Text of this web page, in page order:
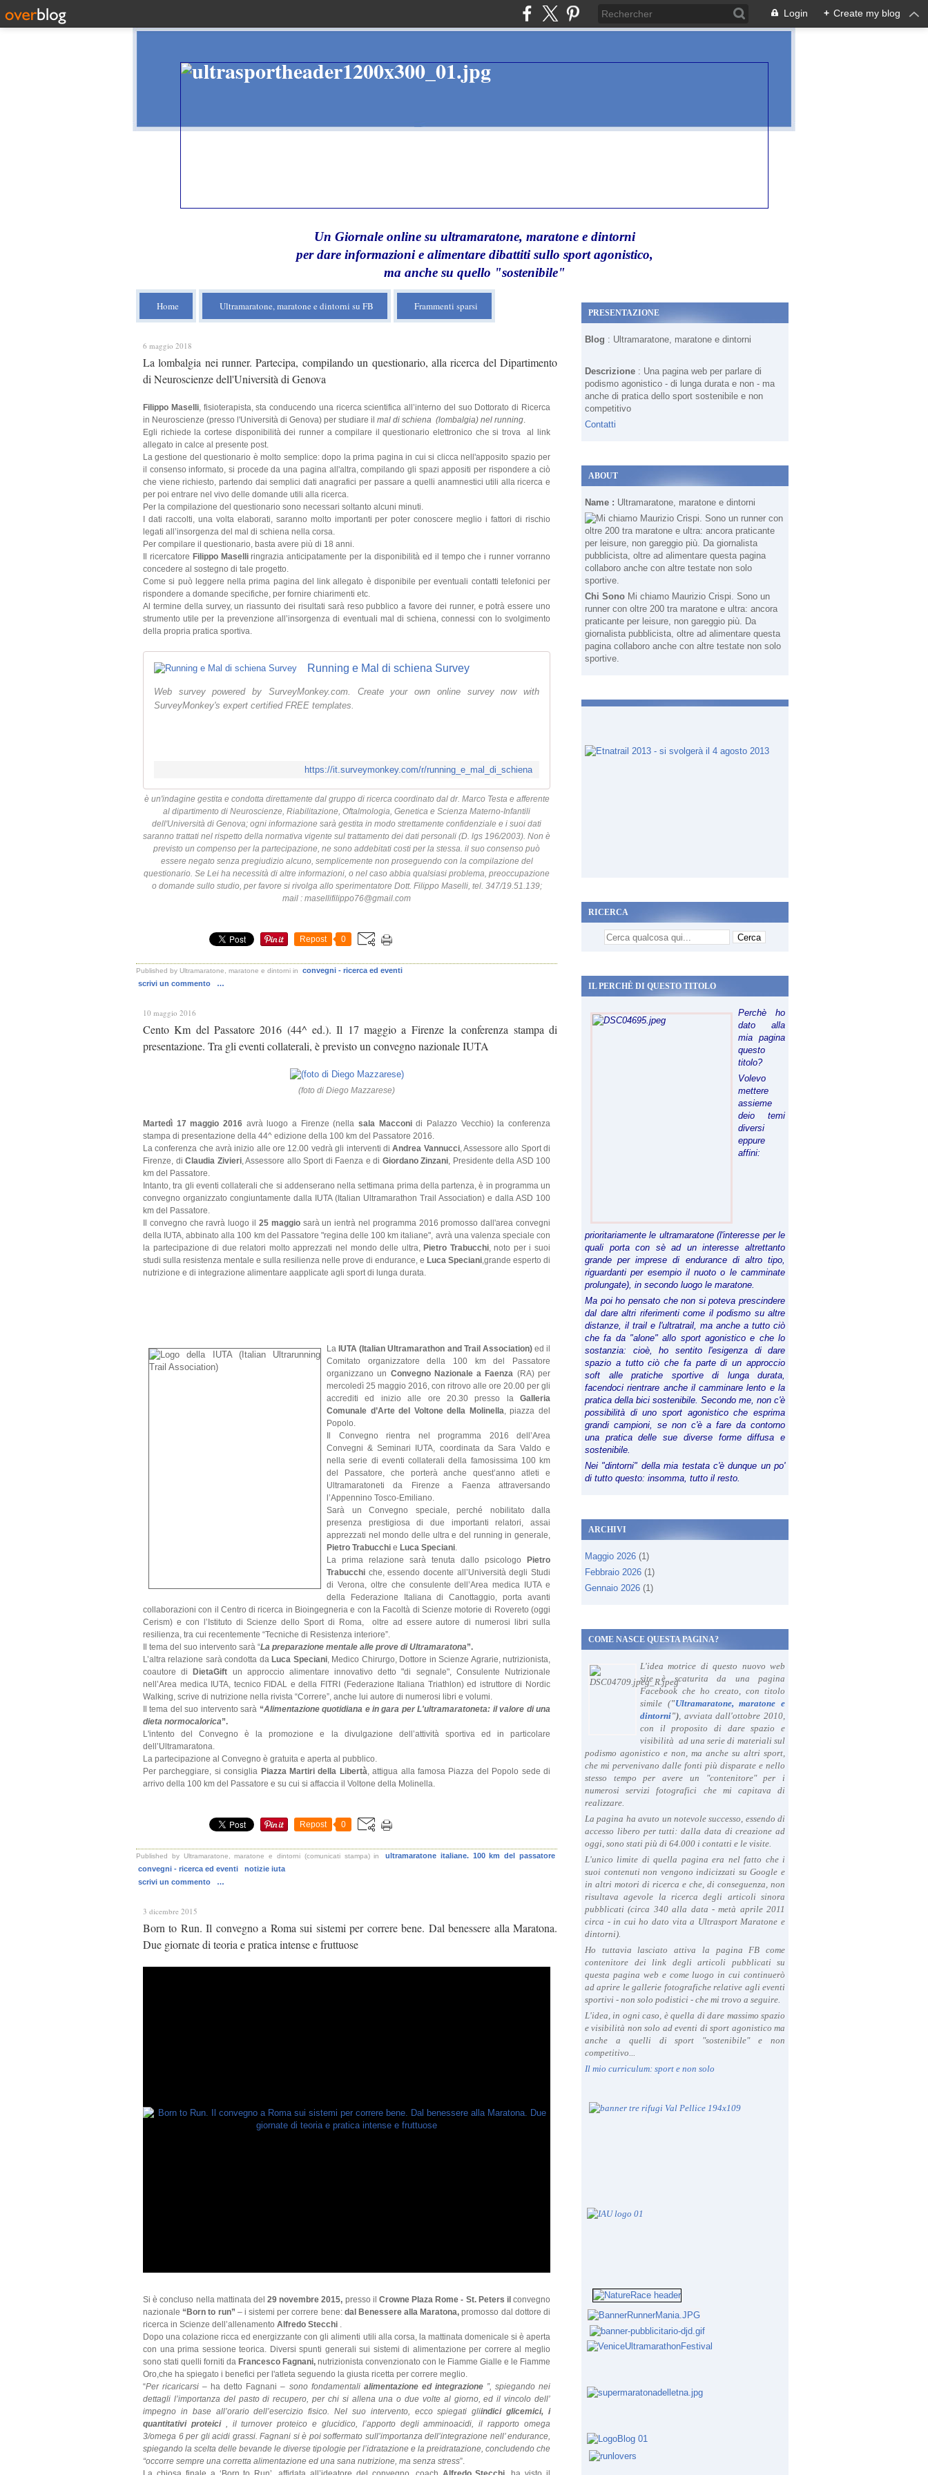
Login + Create my blog
Un Giornale online su ultramaratone, maratone e dintorni
per dare informazioni e alimentare dibattiti sullo sport agonistico,
ma anche su quello "sostenibile"
Home Ultramaratone, maratone e dintorni su FB Frammenti sparsi
6 maggio 2018
La lombalgia nei runner. Partecipa, compilando un questionario, alla ricerca del Dipartimento
di Neuroscienze dell'Università di Genova
Filippo Maselli, fisioterapista, sta conducendo una ricerca scientifica all’interno del suo Dottorato di Ricerca
in Neuroscienze (presso l'Università di Genova) per studiare il mal di schiena (lombalgia) nel running.
Egli richiede la cortese disponibilità dei runner a compilare il questionario elettronico che si trova al link
allegato in calce al presente post.
La gestione del questionario è molto semplice: dopo la prima pagina in cui si clicca nell'apposito spazio per
il consenso informato, si procede da una pagina all'altra, compilando gli spazi appositi per rispondere a ciò
che viene richiesto, partendo dai semplici dati anagrafici per passare a quelli anamnestici utili alla ricerca e
per poi entrare nel vivo delle domande utili alla ricerca.
Per la compilazione del questionario sono necessari soltanto alcuni minuti.
I dati raccolti, una volta elaborati, saranno molto importanti per poter conoscere meglio i fattori di rischio
legati all’insorgenza del mal di schiena nella corsa.
Per compilare il questionario, basta avere più di 18 anni.
Il ricercatore Filippo Maselliringrazia anticipatamente per la disponibilità ed il tempo che i runner vorranno
concedere al sostegno di tale progetto.
Come si può leggere nella prima pagina del link allegato è disponibile per eventuali contatti telefonici per
rispondere a domande specifiche, per fornire chiarimenti etc.
Al termine della survey, un riassunto dei risultati sarà reso pubblico a favore dei runner, e potrà essere uno
strumento utile per la prevenzione all’insorgenza di eventuali mal di schiena, connessi con lo svolgimento
della propria pratica sportiva.
Running e Mal di schiena Survey
Web survey powered by SurveyMonkey.com. Create your own online survey now with
SurveyMonkey's expert certified FREE templates.
https://it.surveymonkey.com/r/running_e_mal_di_schiena
è un'indagine gestita e condotta direttamente dal gruppo di ricerca coordinato dal dr. Marco Testa e afferente
al dipartimento di Neuroscienze, Riabilitazione, Oftalmologia, Genetica e Scienza Materno-Infantili
dell'Università di Genova; ogni informazione sarà gestita in modo strettamente confidenziale e i suoi dati
saranno trattati nel rispetto della normativa vigente sul trattamento dei dati personali (D. lgs 196/2003). Non è
previsto un compenso per la partecipazione, ne sono addebitati costi per la stessa. il suo consenso può
essere negato senza pregiudizio alcuno, semplicemente non proseguendo con la compilazione del
questionario. Se Lei ha necessità di altre informazioni, o nel caso abbia qualsiasi problema, preoccupazione
o domande sullo studio, per favore si rivolga allo sperimentatore Dott. Filippo Maselli, tel. 347/19.51.139;
mail : masellifilippo76@gmail.com
Repost 0
Published by Ultramaratone, maratone e dintorni in
convegni - ricerca ed eventi
scrivi un commento
…
10 maggio 2016
Cento Km del Passatore 2016 (44^ ed.). Il 17 maggio a Firenze la conferenza stampa di
presentazione. Tra gli eventi collaterali, è previsto un convegno nazionale IUTA
(foto di Diego Mazzarese)
Martedì 17 maggio 2016 avrà luogo a Firenze (nella sala Macconidi Palazzo Vecchio) la conferenza
stampa di presentazione della 44^ edizione della 100 km del Passatore 2016.
La conferenza che avrà inizio alle ore 12.00 vedrà gli interventi diAndrea Vannucci, Assessore allo Sport di
Firenze, di Claudia Zivieri, Assessore allo Sport di Faenza e di Giordano Zinzani, Presidente della ASD 100
km del Passatore.
Intanto, tra gli eventi collaterali che si addenserano nella settimana prima della partenza, è in programma un
convegno organizzato congiuntamente dalla IUTA (Italian Ultramarathon Trail Association) e dalla ASD 100
km del Passatore.
Il convegno che ravrà luogo il 25 maggiosarà un ientrà nel programma 2016 promosso dall'area convegni
della IUTA, abbinato alla 100 km del Passatore "regina delle 100 km italiane", avrà una valenza speciale con
la partecipazione di due relatori molto apprezzati nel mondo delle ultra, Pietro Trabucchi, noto per i suoi
studi sulla resistenza mentale e sulla resilienza nelle prove di endurance, e Luca Speciani,grande esperto di
nutrizione e di integrazione alimentare aapplicate agli sport di lunga durata.
La IUTA (Italian Ultramarathon and Trail Association)ed il
Comitato organizzatore della 100 km del Passatore
organizzano un Convegno Nazionale a Faenza (RA) per
mercoledì 25 maggio 2016, con ritrovo alle ore 20.00 per gli
accrediti ed inizio alle ore 20.30 presso la Galleria
Comunale d’Arte del Voltone della Molinella, piazza del
Popolo.
Il Convegno rientra nel programma 2016 dell’Area
Convegni & Seminari IUTA, coordinata da Sara Valdo e
nella serie di eventi collaterali della famosissima 100 km
del Passatore, che porterà anche quest’anno atleti e
Ultramaratoneti da Firenze a Faenza attraversando
l’Appennino Tosco-Emiliano.
Sarà un Convegno speciale, perché nobilitato dalla
presenza prestigiosa di due importanti relatori, assai
apprezzati nel mondo delle ultra e del running in generale,
Pietro Trabucchi e Luca Speciani.
La prima relazione sarà tenuta dallo psicologo
Pietro
Trabucchi che, essendo docente all’Università degli Studi
di Verona, oltre che consulente dell’Area medica IUTA e
della Federazione Italiana di Canottaggio, porta avanti
collaborazioni con il Centro di ricerca in Bioingegneria e con la Facoltà di Scienze motorie di Rovereto (oggi
Cerism) e con l’Istituto di Scienze dello Sport di Roma, oltre ad essere autore di numerosi libri sulla
resilienza, tra cui recentemente “Tecniche di Resistenza interiore”.
Il tema del suo intervento sarà “La preparazione mentale alle prove di Ultramaratona”.
L’altra relazione sarà condotta da Luca Speciani, Medico Chirurgo, Dottore in Scienze Agrarie, nutrizionista,
coautore di
DietaGift un approccio alimentare innovativo detto "di segnale", Consulente Nutrizionale
nell’Area medica IUTA, tecnico FIDAL e della FITRI (Federazione Italiana Triathlon) ed istruttore di Nordic
Walking, scrive di nutrizione nella rivista “Correre”, anche lui autore di numerosi libri e volumi.
Il tema del suo intervento sarà “Alimentazione quotidiana e in gara per L'ultramaratoneta: il valore di una
dieta normocalorica”.
L'intento del Convegno è la promozione e la divulgazione dell’attività sportiva ed in particolare
dell’Ultramaratona.
La partecipazione al Convegno è gratuita e aperta al pubblico.
Per parcheggiare, si consiglia Piazza Martiri della Libertà, attigua alla famosa Piazza del Popolo sede di
arrivo della 100 km del Passatore e su cui si affaccia il Voltone della Molinella.
Repost 0
Published by Ultramaratone, maratone e dintorni (comunicati stampa) in
ultramaratone italiane. 100 km del passatore
convegni - ricerca ed eventi
notizie iuta
scrivi un commento
…
3 dicembre 2015
Born to Run. Il convegno a Roma sui sistemi per correre bene. Dal benessere alla Maratona.
Due giornate di teoria e pratica intense e fruttuose
Si è concluso nella mattinata del 29 novembre 2015, presso il Crowne Plaza Rome - St. Peters ilconvegno
nazionale “Born to run” – i sistemi per correre bene: dal Benessere alla Maratona, promosso dal dottore di
ricerca in Scienze dell’allenamento Alfredo Stecchi
Dopo una colazione ricca ed energizzante con gli alimenti utili alla corsa, la mattinata domenicale si è aperta
con una prima sessione teorica. Diversi spunti generali sui sistemi di alimentazione per correre al meglio
sono stati quelli forniti da Francesco Fagnani, nutrizionista convenzionato con le Fiamme Gialle e le Fiamme
Oro,che ha spiegato i benefici per l'atleta seguendo la giusta ricetta per correre meglio.
“Per ricaricarsi– ha detto Fagnani – sono fondamentali alimentazione ed integrazione ”, spiegando nei
dettagli l’importanza del pasto di recupero, per chi si allena una o due volte al giorno, ed il vincolo dell’
impegno in base all’orario dell’esercizio fisico. Nel suo intervento, ecco spiegati gliindici glicemici, i
quantitativi proteici
, il turnover proteico e glucidico, l’apporto degli amminoacidi, il rapporto omega
3/omega 6 per gli acidi grassi. Fagnani si è poi soffermato sull’importanza dell’integrazione nell’ endurance,
spiegando la scelta delle bevande le diverse tipologie per l’idratazione e la preidratazione, concludendo che
“occorre sempre una corretta alimentazione ed una sana nutrizione, ma senza stress”.
PRESENTAZIONE
Blog : Ultramaratone, maratone e dintorni
Descrizione : Una pagina web per parlare di
podismo agonistico - di lunga durata e non - ma
anche di pratica dello sport sostenibile e non
competitivo
Contatti
ABOUT
Name : Ultramaratone, maratone e dintorni
Chi Sono Mi chiamo Maurizio Crispi. Sono un
runner con oltre 200 tra maratone e ultra: ancora
praticante per leisure, non gareggio più. Da
giornalista pubblicista, oltre ad alimentare questa
pagina collaboro anche con altre testate non solo
sportive.
RICERCA
IL PERCHÈ DI QUESTO TITOLO
Perchè ho
dato alla
mia pagina
questo
titolo?
Volevo
mettere
assieme
deio temi
diversi
eppure
affini:
prioritariamente le ultramaratone (l'interesse per le
quali porta con sè ad un interesse altrettanto
grande per imprese di endurance di altro tipo,
riguardanti per esempio il nuoto o le camminate
prolungate), in secondo luogo le maratone.
Ma poi ho pensato che non si poteva prescindere
dal dare altri riferimenti come il podismo su altre
distanze, il trail e l'ultratrail, ma anche a tutto ciò
che fa da "alone" allo sport agonistico e che lo
sostanzia: cioè, ho sentito l'esigenza di dare
spazio a tutto ciò che fa parte di un approccio
soft alle pratiche sportive di lunga durata,
facendoci rientrare anche il camminare lento e la
pratica della bici sostenibile. Secondo me, non c'è
possibilità di uno sport agonistico che esprima
grandi campioni, se non c'è a fare da contorno
una pratica delle sue diverse forme diffusa e
sostenibile.
Nei "dintorni" della mia testata c'è dunque un po'
di tutto questo: insomma, tutto il resto.
ARCHIVI
Maggio 2026 (1)
Febbraio 2026 (1)
Gennaio 2026 (1)
COME NASCE QUESTA PAGINA?
L'idea motrice di questo nuovo web
site è scaturita da una pagina
Facebook che ho creato, con titolo
simile ("Ultramaratone, maratone e
dintorni"), avviata dall'ottobre 2010,
con il proposito di dare spazio e
visibilità ad una serie di materiali sul
podismo agonistico e non, ma anche su altri sport,
che mi pervenivano dalle fonti più disparate e nello
stesso tempo per avere un "contenitore" per i
numerosi servizi fotografici che mi capitava di
realizzare.
La pagina ha avuto un notevole successo, essendo di
accesso libero per tutti: dalla data di creazione ad
oggi, sono stati più di 64.000 i contatti e le visite.
L'unico limite di quella pagina era nel fatto che i
suoi contenuti non vengono indicizzati su Google e
in altri motori di ricerca e che, di conseguenza, non
risultava agevole la ricerca degli articoli sinora
pubblicati (circa 340 alla data - metà aprile 2011
circa - in cui ho dato vita a Ultrasport Maratone e
dintorni).
Ho tuttavia lasciato attiva la pagina FB come
contenitore dei link degli articoli pubblicati su
questa pagina web e come luogo in cui continuerò
ad aprire le gallerie fotografiche relative agli eventi
sportivi - non solo podistici - che mi trovo a seguire.
L'idea, in ogni caso, è quella di dare massimo spazio
e visibilità non solo ad eventi di sport agonistico ma
anche a quelli di sport "sostenibile" e non
competitivo...
Il mio curriculum: sport e non solo